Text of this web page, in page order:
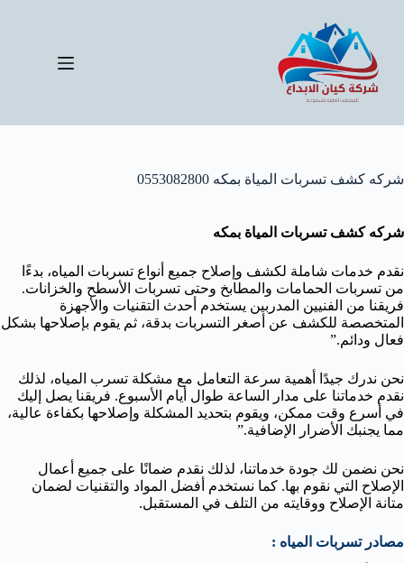
المحتوى
شركه كشف تسربات المياة بمكه 0553082800
شركه كشف تسربات المياة بمكه
نقدم خدمات شاملة لكشف وإصلاح جميع أنواع تسربات المياه، بدءًا
من تسربات الحمامات والمطابخ وحتى تسربات الأسطح والخزانات.
فريقنا من الفنيين المدربين يستخدم أحدث التقنيات والأجهزة
المتخصصة للكشف عن أصغر التسربات بدقة، ثم يقوم بإصلاحها بشكل
فعال ودائم.”
نحن ندرك جيدًا أهمية سرعة التعامل مع مشكلة تسرب المياه، لذلك
نقدم خدماتنا على مدار الساعة طوال أيام الأسبوع. فريقنا يصل إليك
في أسرع وقت ممكن، ويقوم بتحديد المشكلة وإصلاحها بكفاءة عالية،
مما يجنبك الأضرار الإضافية.”
نحن نضمن لك جودة خدماتنا، لذلك نقدم ضمانًا على جميع أعمال
الإصلاح التي نقوم بها. كما نستخدم أفضل المواد والتقنيات لضمان
متانة الإصلاح ووقايته من التلف في المستقبل.
مصادر تسربات المياه :